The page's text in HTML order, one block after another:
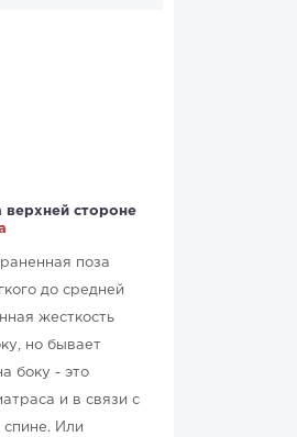
верхней стороне
поза
до средней
жесткость
но бывает
боку - это
и в связи с
спине. Или